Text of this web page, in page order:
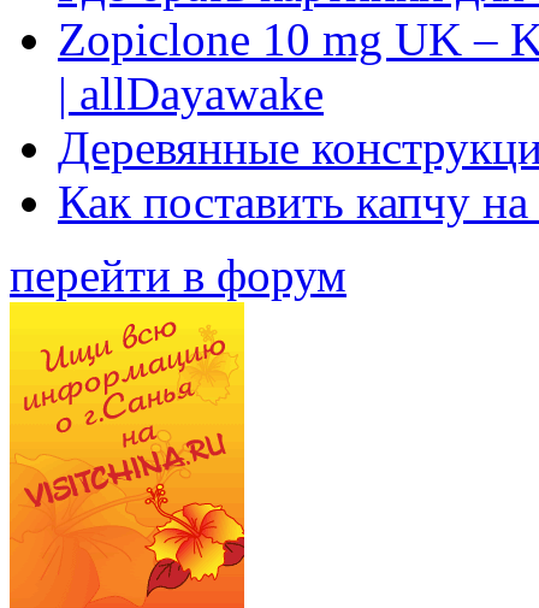
Zopiclone 10 mg UK –
| allDayawake
Деревянные
Как поставить капчу
перейти в форум